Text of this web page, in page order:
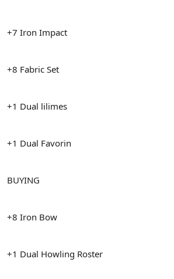
+7 Iron Impact
+8 Fabric Set
+1 Dual lilimes
+1 Dual Favorin
BUYING
+8 Iron Bow
+1 Dual Howling Roster